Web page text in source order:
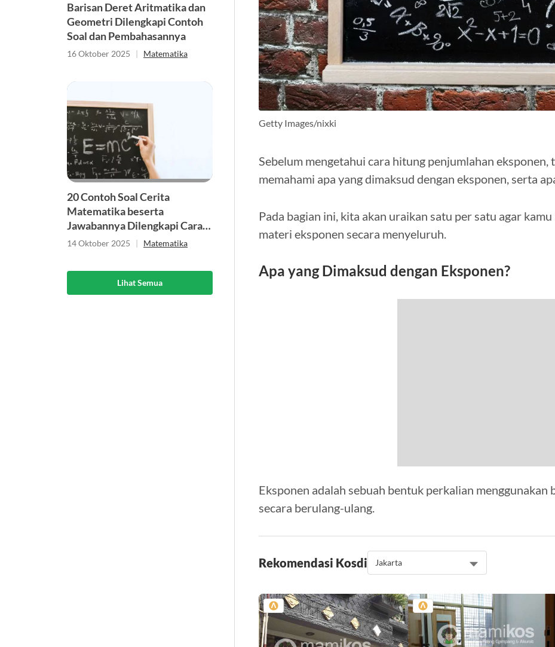
Barisan Deret Aritmatika dan
Geometri Dilengkapi Contoh
Soal dan Pembahasannya
16 Oktober 2025 | Matematika
20 Contoh Soal Cerita
Matematika beserta
Jawabannya Dilengkapi Cara
Menyelesaikannya
14 Oktober 2025 | Matematika
Lihat Semua
Getty Images/nixki
Sebelum mengetahui cara hitung penjumlahan
memahami apa yang dimaksud dengan eksponen, serta
Pada bagian ini, kita akan uraikan satu per satu agar
materi eksponen secara menyeluruh.
Apa yang Dimaksud dengan Eksponen?
Eksponen adalah sebuah bentuk perkalian menggunakan
secara berulang-ulang.
Rekomendasi Kosdi